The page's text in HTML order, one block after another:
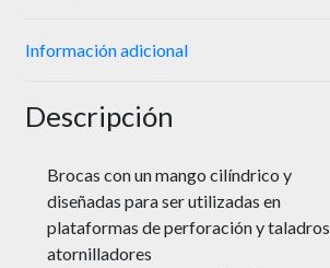
Información adicional
Descripción
Brocas con un mango cilíndrico y
diseñadas para ser utilizadas en
plataformas de perforación y taladros
atornilladores